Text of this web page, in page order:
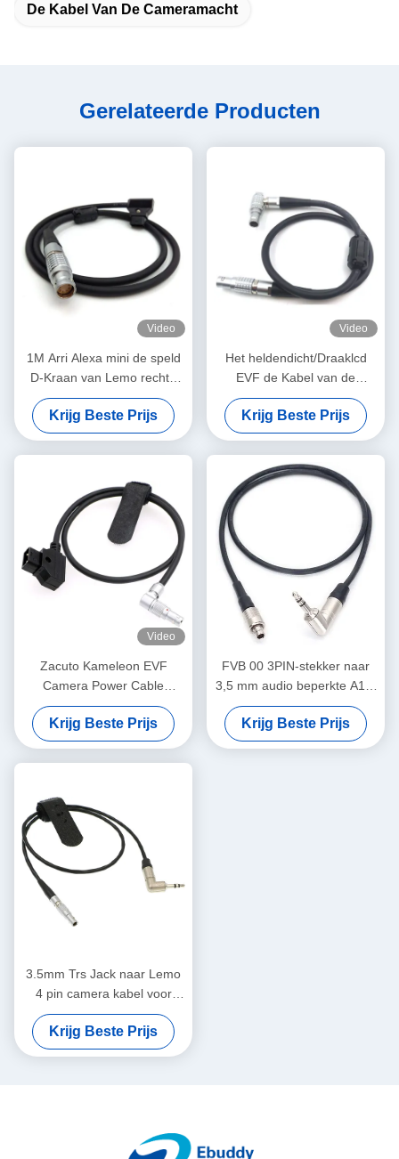
De Kabel Van De Cameramacht
Gerelateerde Producten
Video
1M Arri Alexa mini de speld
D-Kraan van Lemo rechte
FGJ 2B 8 van de
machtskabel kabel
Krijg Beste Prijs
Video
Het heldendicht/Draaklcd
EVF de Kabel van de
Cameramacht Lemo 16
Speld aan 16 speldt
rechtstreeks aan Juist
Contacttype
Krijg Beste Prijs
Video
Zacuto Kameleon EVF
Camera Power Cable
Draaibaar Lemo Rechte
Hoek 4 Pin Mannelijk Tot
Omgekeerd D-Tap
Krijg Beste Prijs
FVB 00 3PIN-stekker naar
3,5 mm audio beperkte A10-
TX tijdcodekabel
Krijg Beste Prijs
3.5mm Trs Jack naar Lemo
4 pin camera kabel voor
Easync Sync naar Red Epic
Time Code kabel
Krijg Beste Prijs